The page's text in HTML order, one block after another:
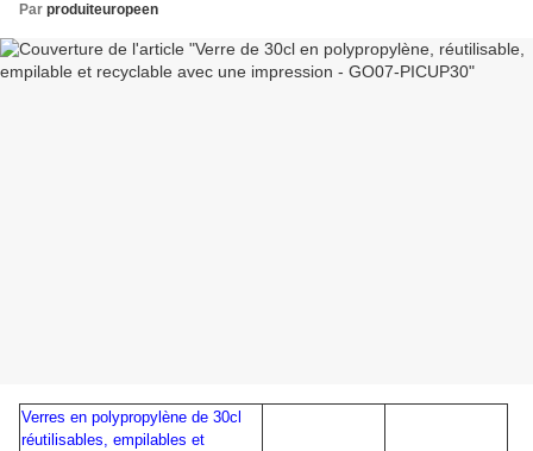
Par produiteuropeen
Verres en polypropylène de 30cl
réutilisables, empilables et